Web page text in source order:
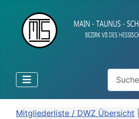
Suchen
Mitgliederliste / DWZ Übersicht